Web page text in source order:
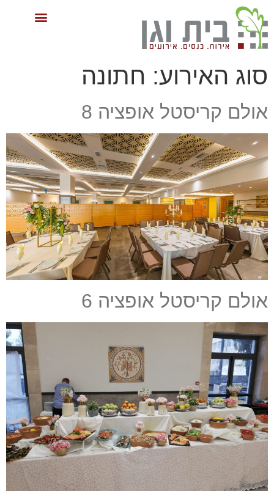
סוג האירוע: חתונה
אולם קריסטל אופציה 8
אולם קריסטל אופציה 6